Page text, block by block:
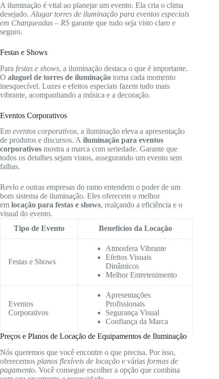
A iluminação é vital ao planejar um evento. Ela cria o clima
desejado. Alugar torres de iluminação para eventos especiais
em Charqueadas – RS garante que tudo seja visto claro e
seguro.
Festas e Shows
Para festas e shows, a iluminação destaca o que é importante.
O aluguel de torres de iluminação torna cada momento
inesquecível. Luzes e efeitos especiais fazem tudo mais
vibrante, acompanhando a música e a decoração.
Eventos Corporativos
Em eventos corporativos, a iluminação eleva a apresentação
de produtos e discursos. A iluminação para eventos
corporativos mostra a marca com seriedade. Garante que
todos os detalhes sejam vistos, assegurando um evento sem
falhas.
Revlo e outras empresas do ramo entendem o poder de um
bom sistema de iluminação. Eles oferecem o melhor
em locação para festas e shows, realçando a eficiência e o
visual do evento.
Tipo de Evento
Benefícios da Locação
Festas e Shows
Atmosfera Vibrante
Efeitos Visuais
Dinâmicos
Melhor Entretenimento
Eventos
Corporativos
Apresentações
Profissionais
Segurança Visual
Confiança da Marca
Preços e Planos de Locação de Equipamentos de Iluminação
Nós queremos que você encontre o que precisa. Por isso,
oferecemos planos flexíveis de locação e várias formas de
pagamento. Você consegue escolher a opção que combina